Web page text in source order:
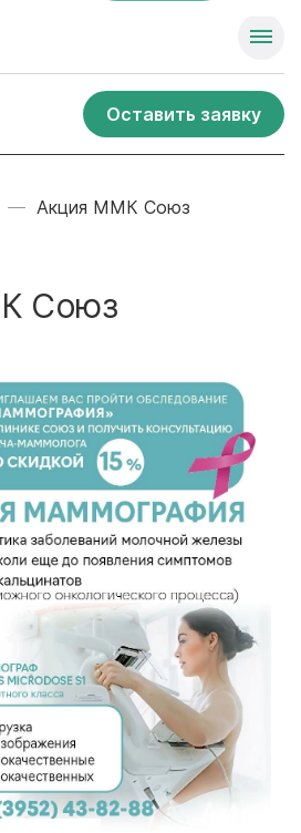
Оставить заявку
Акция ММК Союз
Союз